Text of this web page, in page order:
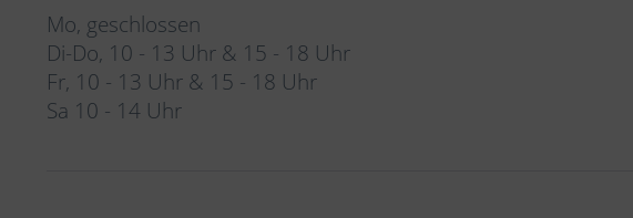
Mo, geschlossen
Di-Do, 10 - 13 Uhr & 15 - 18 Uhr
Fr, 10 - 13 Uhr & 15 - 18 Uhr
Sa 10 - 14 Uhr